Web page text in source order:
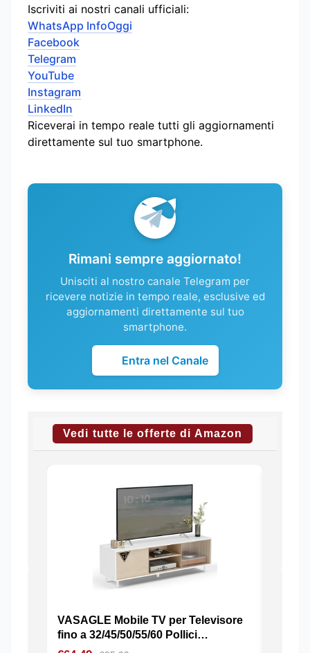
Iscriviti ai nostri canali ufficiali:
WhatsApp InfoOggi
Facebook
Telegram
YouTube
Instagram
LinkedIn
Riceverai in tempo reale tutti gli aggiornamenti
direttamente sul tuo smartphone.
Rimani sempre aggiornato!
Unisciti al nostro canale Telegram per
ricevere notizie in tempo reale, esclusive ed
aggiornamenti direttamente sul tuo
smartphone.
Entra nel Canale